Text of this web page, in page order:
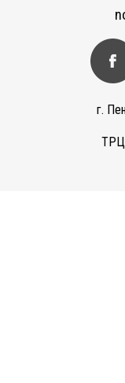
г.
ТРЦ